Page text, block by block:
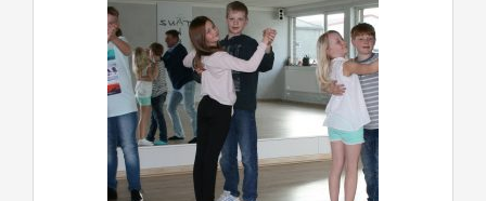
Tag
starten
–
Zumba
für
Junggebliebene
beim
TC
GW